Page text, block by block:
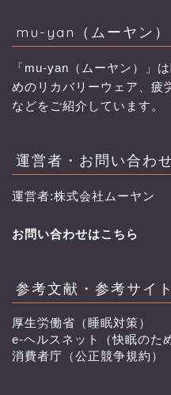
mu-yan（ムーヤン
「mu-yan（ムーヤン）」
めのリカバリーウェア、疲
などをご紹介しています。
運営者・お問い合わ
運営者:株式会社ムーヤン
お問い合わせはこちら
参考文献・参考サイト
厚生労働省（睡眠対策）
e-ヘルスネット（快眠のた
消費者庁（公正競争規約）